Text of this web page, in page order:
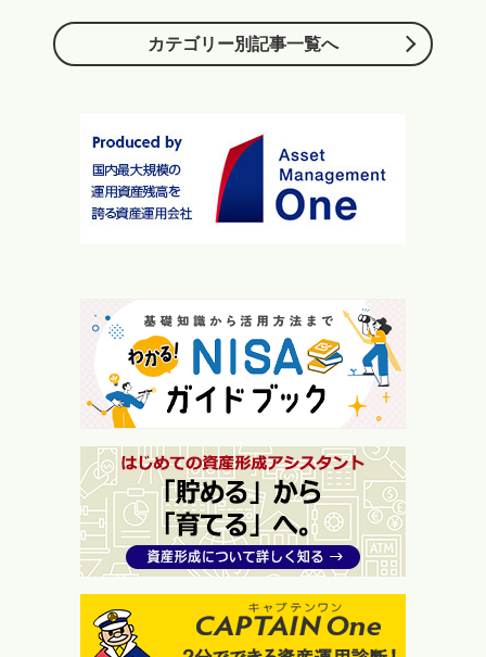
カテゴリー別記事一覧へ